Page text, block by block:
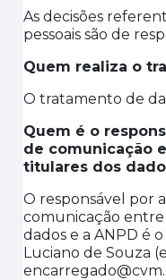
As decisões
pessoais são de
Quem realiza o
O tratamento de
Quem é o
de comunicação
titulares dos
O responsável por
comunicação entre
dados e a ANPD é
Luciano de Souza